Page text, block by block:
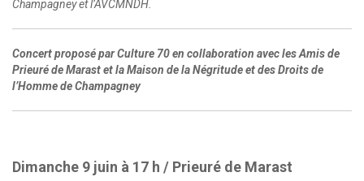
Champagney et l’AVCMNDH.
Concert proposé par Culture 70 en collaboration avec les Amis de
Prieuré de Marast et la Maison de la Négritude et des Droits de
l’Homme de Champagney
Dimanche 9 juin à 17 h / Prieuré de Marast